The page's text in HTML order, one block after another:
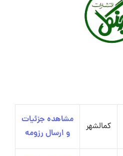
کمالشهر
مشاهده جزئیات
و ارسال رزومه